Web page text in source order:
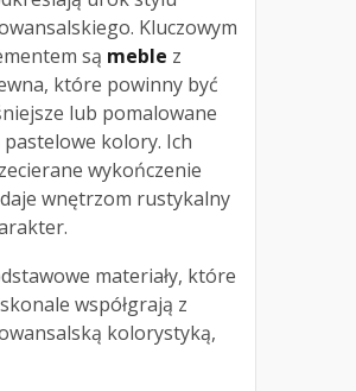
Kluczowym
są meble z
które powinny być
lub pomalowane
pastelowe kolory. Ich
wykończenie
wnętrzom rustykalny
materiały, które
współgrają z
kolorystyką,